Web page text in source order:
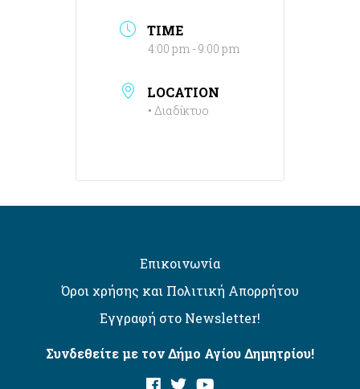
TIME
4:00 pm - 9:00 pm
LOCATION
• Διαδίκτυο
Επικοινωνία
Όροι χρήσης και Πολιτική Απορρήτου
Εγγραφή στο Newsletter!
Συνδεθείτε με τον Δήμο Αγίου Δημητρίου!